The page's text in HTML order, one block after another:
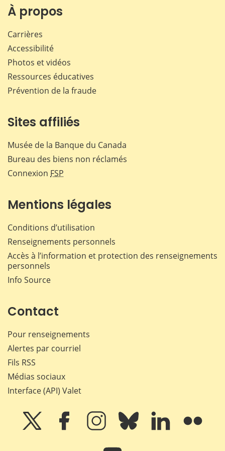
À propos
Carrières
Accessibilité
Photos et vidéos
Ressources éducatives
Prévention de la fraude
Sites affiliés
Musée de la Banque du Canada
Bureau des biens non réclamés
Connexion FSP
Mentions légales
Conditions d’utilisation
Renseignements personnels
Accès à l’information et protection des renseignements
personnels
Info Source
Contact
Pour renseignements
Alertes par courriel
Fils RSS
Médias sociaux
Interface (API) Valet